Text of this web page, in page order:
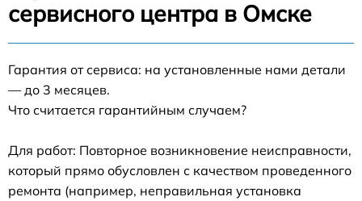
сервисного центра в Омске
Гарантия от сервиса: на установленные нами детали
— до 3 месяцев.
Что считается гарантийным случаем?
Для работ: Повторное возникновение неисправности,
который прямо обусловлен с качеством проведенного
ремонта (например, неправильная установка